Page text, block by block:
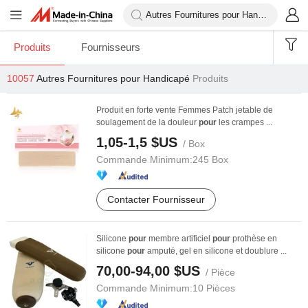
Produits Fournisseurs
10057 Autres Fournitures pour Handicapé Produits
Produit en forte vente Femmes Patch jetable de
soulagement de la douleur pour les crampes ...
1,05-1,5 $US / Box
Commande Minimum:245 Box
Contacter Fournisseur
Silicone pour membre artificiel pour prothèse en
silicone pour amputé, gel en silicone et doublure ...
70,00-94,00 $US / Pièce
Commande Minimum:10 Pièces